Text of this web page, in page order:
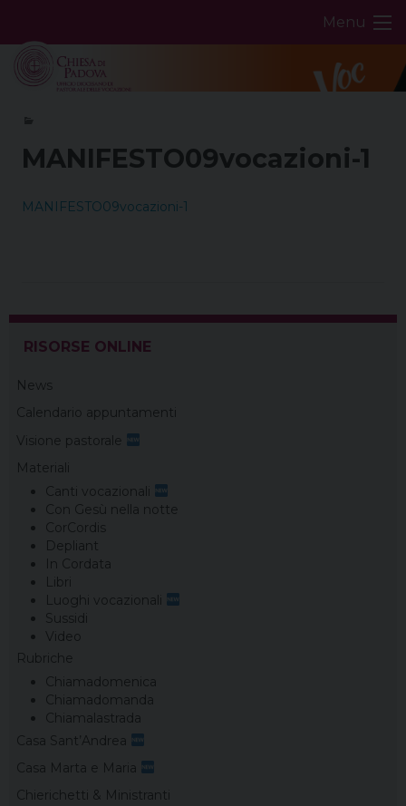
content
Menu
MANIFESTO09vocazioni-1
MANIFESTO09vocazioni-1
RISORSE ONLINE
News
Calendario appuntamenti
Visione pastorale
Materiali
Canti vocazionali
Con Gesù nella notte
CorCordis
Depliant
In Cordata
Libri
Luoghi vocazionali
Sussidi
Video
Rubriche
Chiamadomenica
Chiamadomanda
Chiamalastrada
Casa Sant’Andrea
Casa Marta e Maria
Chierichetti & Ministranti